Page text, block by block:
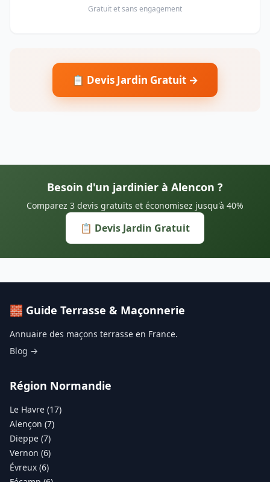
Gratuit et sans engagement
📋 Devis Jardin Gratuit →
Besoin d'un jardinier à Alencon ?
Comparez 3 devis gratuits et économisez jusqu'à 40%
📋 Devis Jardin Gratuit
🧱 Guide Terrasse & Maçonnerie
Annuaire des maçons terrasse en France.
Blog →
Région Normandie
Le Havre (17)
Alençon (7)
Dieppe (7)
Vernon (6)
Évreux (6)